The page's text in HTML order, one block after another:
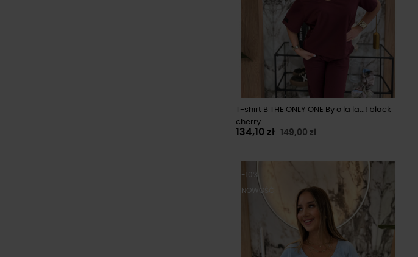
T-shirt B THE ONLY ONE By o la la...! black
cherry
134,10 zł 149,00 zł
-10%
NOWOŚĆ